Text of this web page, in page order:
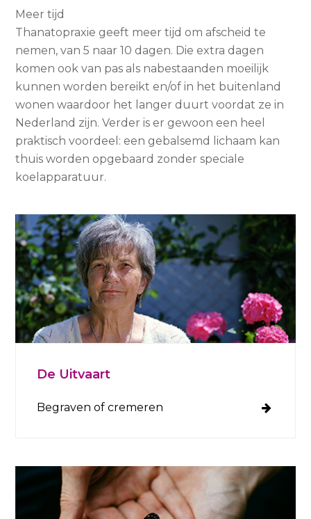
Meer tijd
Thanatopraxie geeft meer tijd om afscheid te
nemen, van 5 naar 10 dagen. Die extra dagen
komen ook van pas als nabestaanden moeilijk
kunnen worden bereikt en/of in het buitenland
wonen waardoor het langer duurt voordat ze in
Nederland zijn. Verder is er gewoon een heel
praktisch voordeel: een gebalsemd lichaam kan
thuis worden opgebaard zonder speciale
koelapparatuur.
De Uitvaart
Begraven of cremeren